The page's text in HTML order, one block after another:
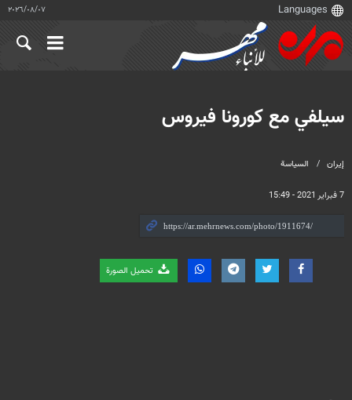
٠٧‏/٠٨‏/٢٠٢٦
إيران السياسة
7 فبراير 2021 - 15:49
تحميل الصورة
سیلفي مع كورونا فيروس